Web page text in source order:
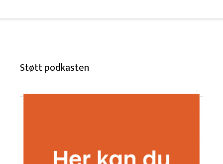
Støtt podkasten